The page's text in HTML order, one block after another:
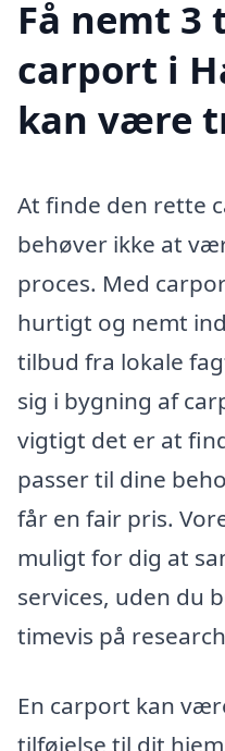
Få nemt 3
carport i
kan være
At finde den rette
behøver ikke at
proces. Med
hurtigt og nemt
tilbud fra lokale
sig i bygning af
vigtigt det er at
passer til dine
får en fair pris.
muligt for dig at
services, uden du
timevis på
En carport kan
tilføjelse til dit